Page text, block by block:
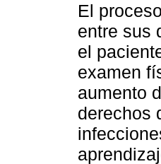
El
entre sus
el
examen
aumento
derechos